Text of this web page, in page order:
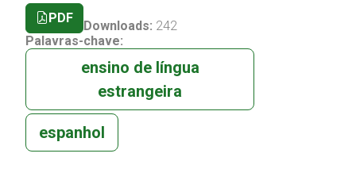
PDF
Downloads: 242
Palavras-chave:
ensino de língua
estrangeira
espanhol